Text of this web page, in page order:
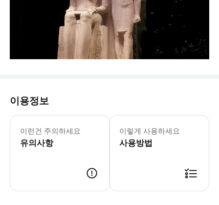
이용정보
이런건 주의하세요
유의사항
이렇게 사용하세요
사용방법